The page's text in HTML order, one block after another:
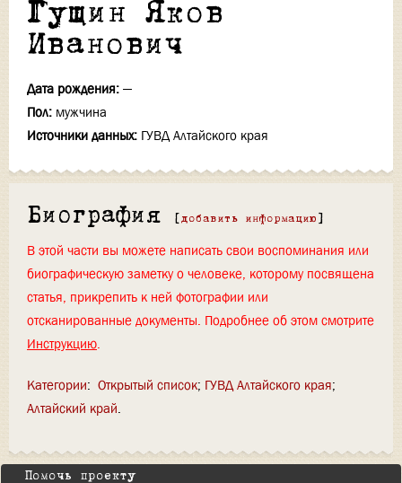
Гущин Яков
Иванович
Дата рождения: —
Пол: мужчина
Источники данных: ГУВД Алтайского края
Биография [ добавить информацию ]
В этой части вы можете написать свои воспоминания или
биографическую заметку о человеке, которому посвящена
статья, прикрепить к ней фотографии или
отсканированные документы. Подробнее об этом смотрите
Инструкцию.
Категории: Открытый список ГУВД Алтайского края
Алтайский край
Помочь проекту